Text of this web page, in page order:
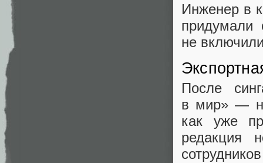
Инженер в
придумали
не
После
в мир» —
как уже
редакция